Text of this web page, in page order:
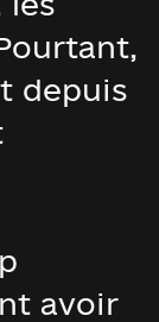
depuis
avoir